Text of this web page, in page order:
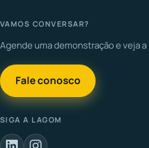
VAMOS CONVERSAR?
Agende uma demonstração e veja
Fale conosco
SIGA A LAGOM